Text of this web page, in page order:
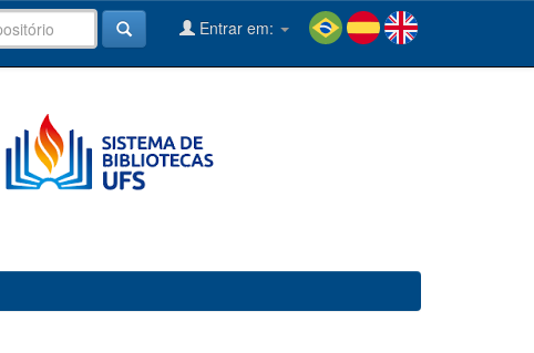
Entrar em: